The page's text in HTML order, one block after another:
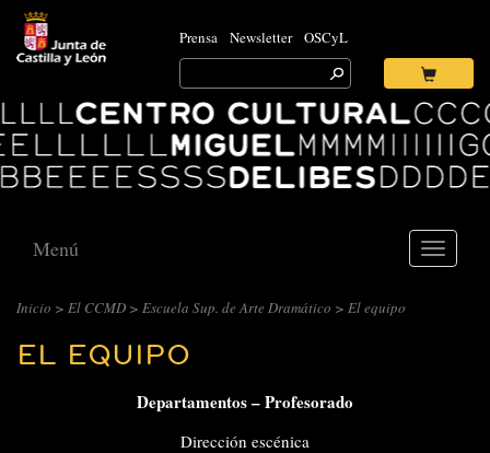
Prensa Newsletter OSCyL
Search
for:
Ok
Centro
Cultural
Miguel
Delibes
Toggle
Menú
Inicio > El CCMD > Escuela Sup. de Arte Dramático > El equipo
EL EQUIPO
Departamentos – Profesorado
Dirección escénica